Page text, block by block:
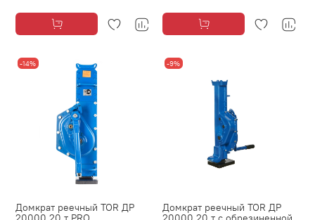
-14%
Домкрат реечный TOR ДР
-9%
Домкрат реечный TOR ДР